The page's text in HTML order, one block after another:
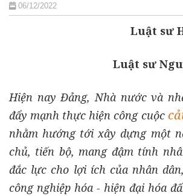
06/12/2022
Luật sư
Luật sư
Hiện nay Đảng, Nhà nước và
đẩy mạnh thực hiện công cuộc
nhằm hướng tới xây dựng một
chủ, tiến bộ, mang đậm tính
đắc lực cho lợi ích của nhân
công nghiệp hóa - hiện đại hóa